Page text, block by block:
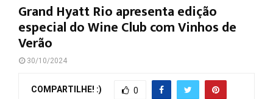
Grand Hyatt Rio apresenta edição
especial do Wine Club com Vinhos de
Verão
30/10/2024
COMPARTILHE! :) 0